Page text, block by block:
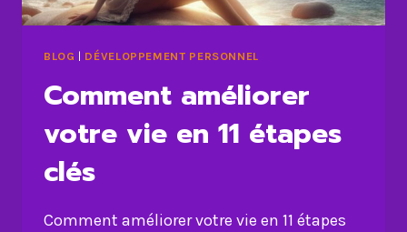
BLOG | DÉVELOPPEMENT PERSONNEL
Comment améliorer
votre vie en 11 étapes
clés
Comment améliorer votre vie en 11 étapes